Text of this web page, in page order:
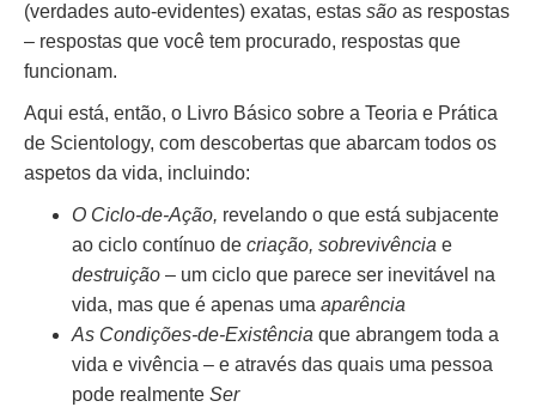
(verdades auto-evidentes) exatas, estas são as respostas
– respostas que você tem procurado, respostas que
funcionam.
Aqui está, então, o Livro Básico sobre a Teoria e Prática
de Scientology, com descobertas que abarcam todos os
aspetos da vida, incluindo:
O Ciclo-de-Ação, revelando o que está subjacente
ao ciclo contínuo de criação, sobrevivência e
destruição – um ciclo que parece ser inevitável na
vida, mas que é apenas uma aparência
As Condições-de-Existência que abrangem toda a
vida e vivência – e através das quais uma pessoa
pode realmente Ser